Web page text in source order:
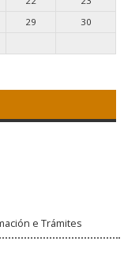
29
30
e Trámites